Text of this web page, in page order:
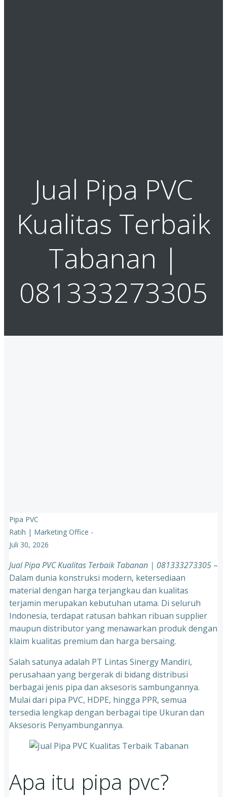
Jual Pipa PVC
Kualitas Terbaik
Tabanan |
081333273305
Pipa PVC
Ratih | Marketing Office -
Juli 30, 2026
Jual Pipa PVC Kualitas Terbaik Tabanan | 081333273305 –
Dalam dunia konstruksi modern, ketersediaan
material dengan harga terjangkau dan kualitas
terjamin merupakan kebutuhan utama. Di seluruh
Indonesia, terdapat ratusan bahkan ribuan supplier
maupun distributor yang menawarkan produk dengan
klaim kualitas premium dan harga bersaing.
Salah satunya adalah PT Lintas Sinergy Mandiri,
perusahaan yang bergerak di bidang distribusi
berbagai jenis pipa dan aksesoris sambungannya.
Mulai dari pipa PVC, HDPE, hingga PPR, semua
tersedia lengkap dengan berbagai tipe Ukuran dan
Aksesoris Penyambungannya.
Apa itu pipa pvc?